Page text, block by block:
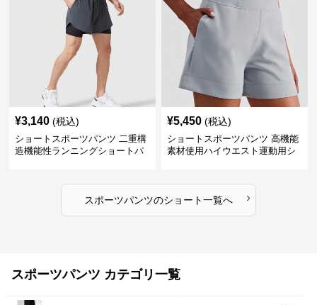
¥3,140 (税込)
ショートスポーツパンツ 二重構
造機能性ランニングショートパ
¥5,450 (税込)
ショートスポーツパンツ 高機能
素材使用ハイウエスト運動用シ
スポーツパンツのショート一覧へ ›
スポーツパンツ カテゴリ一覧